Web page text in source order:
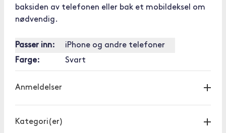
baksiden av telefonen eller bak et mobildeksel om
nødvendig.
Passer inn:
iPhone og andre telefoner
Farge:
Svart
Anmeldelser
Kategori(er)